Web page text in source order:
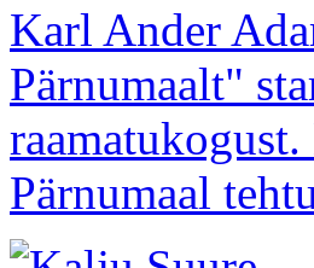
Karl Ander
Pärnumaalt"
Pärnumaal